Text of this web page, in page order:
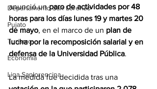
Departamento San Lorenzo
Pujato
Turismo
Economía
Liga Sanlorencina
anunció un paro de actividades por 48
horas para los días lunes 19 y martes 20
de mayo, en el marco de un plan de
lucha por la recomposición salarial y en
defensa de la Universidad Pública.
La medida fue decidida tras una